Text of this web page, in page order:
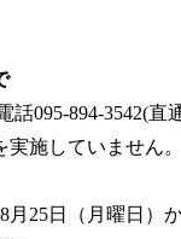
095-894-3542(直
ません。
25日（月曜日）か